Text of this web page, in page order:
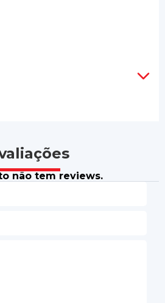
não tem reviews.